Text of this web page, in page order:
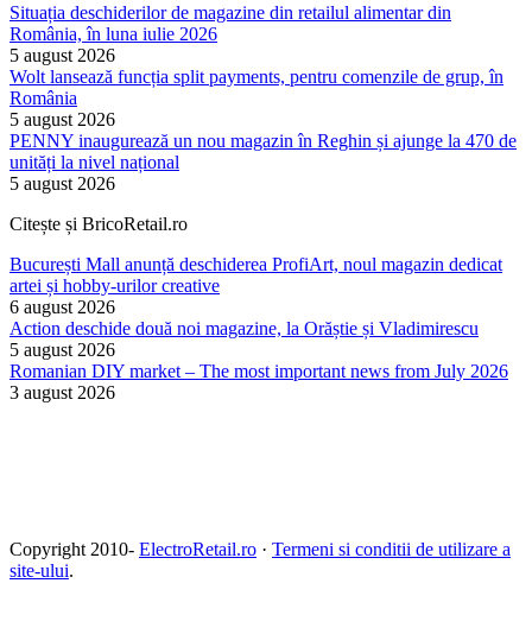
Situația deschiderilor de magazine din retailul alimentar din
România, în luna iulie 2026
5 august 2026
Wolt lansează funcția split payments, pentru comenzile de grup, în
România
5 august 2026
PENNY inaugurează un nou magazin în Reghin și ajunge la 470 de
unități la nivel național
5 august 2026
Citește și BricoRetail.ro
București Mall anunță deschiderea ProfiArt, noul magazin dedicat
artei și hobby-urilor creative
6 august 2026
Action deschide două noi magazine, la Orăștie și Vladimirescu
5 august 2026
Romanian DIY market – The most important news from July 2026
3 august 2026
Copyright 2010- ElectroRetail.ro · Termeni si conditii de utilizare a
site-ului.